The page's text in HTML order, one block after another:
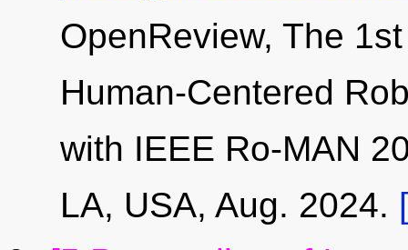
OpenReview, The
Human-Centered
with IEEE Ro-MAN
LA, USA, Aug. 2024.